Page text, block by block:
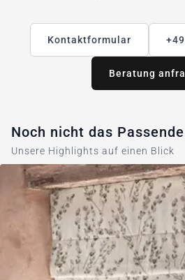
Kontaktformular
Beratung
Noch nicht das
Unsere Highlights auf einen Blick